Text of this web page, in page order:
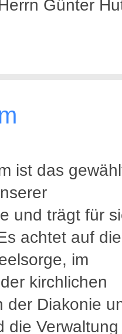
Günter
ist das
und trägt für
achtet auf die
im
kirchlichen
der Diakonie
die